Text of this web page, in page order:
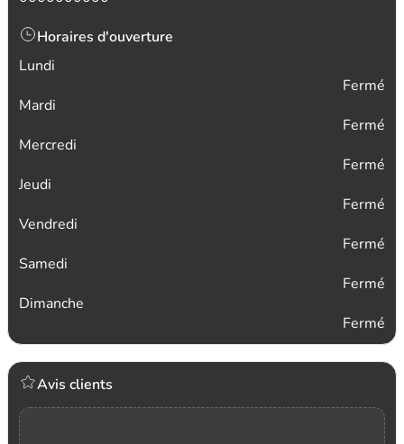
Horaires d'ouverture
Lundi
Fermé
Mardi
Fermé
Mercredi
Fermé
Jeudi
Fermé
Vendredi
Fermé
Samedi
Fermé
Dimanche
Fermé
Avis clients